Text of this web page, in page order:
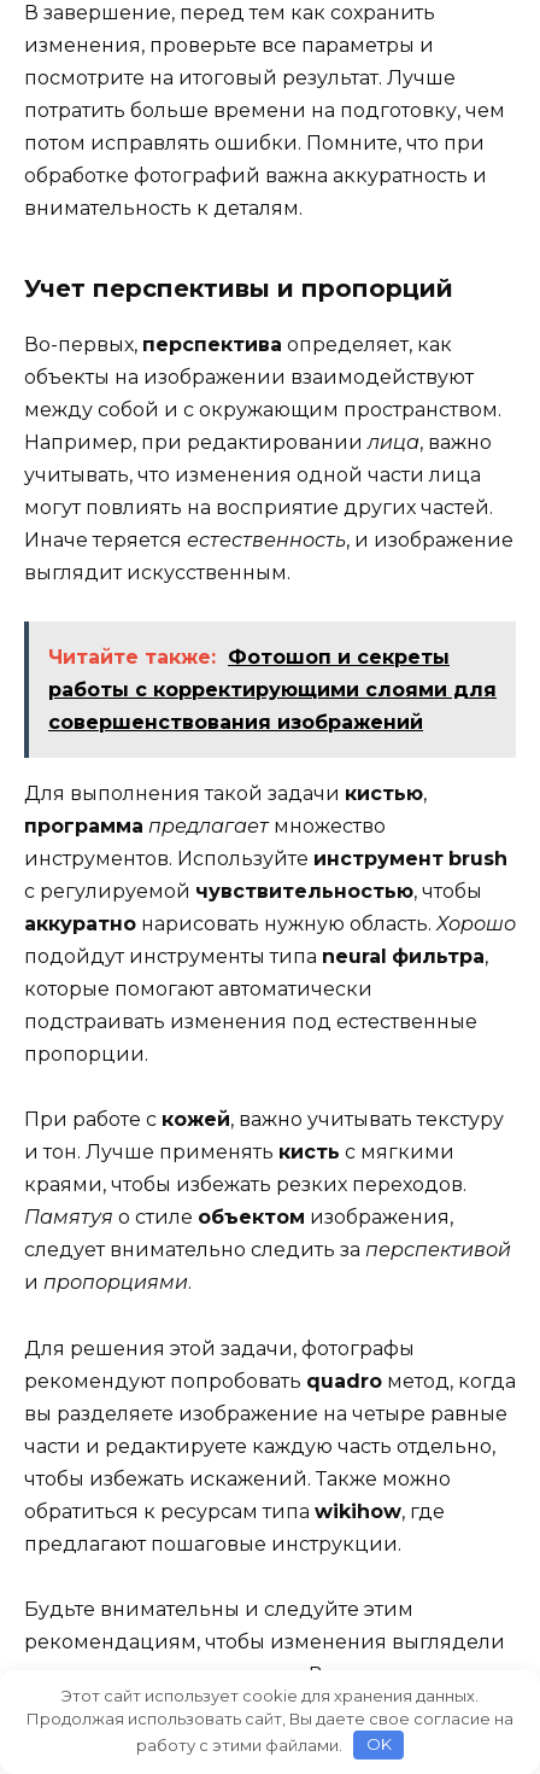
В завершение, перед тем как сохранить
изменения, проверьте все параметры и
посмотрите на итоговый результат. Лучше
потратить больше времени на подготовку, чем
потом исправлять ошибки. Помните, что при
обработке фотографий важна аккуратность и
внимательность к деталям.
Учет перспективы и пропорций
Во-первых, перспектива определяет, как
объекты на изображении взаимодействуют
между собой и с окружающим пространством.
Например, при редактированиилица, важно
учитывать, что изменения одной части лица
могут повлиять на восприятие других частей.
Иначе теряется естественность, и изображение
выглядит искусственным.
Читайте также: Фотошоп и секреты
работы с корректирующими слоями для
совершенствования изображений
Для выполнения такой задачи кистью,
программа предлагаетмножество
инструментов. Используйте инструмент brush
с регулируемой чувствительностью, чтобы
аккуратно нарисовать нужную область.Хорошо
подойдут инструменты типа neural фильтра,
которые помогают автоматически
подстраивать изменения под естественные
пропорции.
При работе с кожей, важно учитывать текстуру
и тон. Лучше применять кисть с мягкими
краями, чтобы избежать резких переходов.
Памятуя о стиле объектом изображения,
следует внимательно следить за перспективой
и пропорциями.
Для решения этой задачи, фотографы
рекомендуют попробовать quadro метод, когда
вы разделяете изображение на четыре равные
части и редактируете каждую часть отдельно,
чтобы избежать искажений. Также можно
обратиться к ресурсам типа wikihow, где
предлагают пошаговые инструкции.
Будьте внимательны и следуйте этим
рекомендациям, чтобы изменения выглядели
естественно и гармонично. Важно помнить, что
естественныйрезультат достигается только с
вниманием к деталям иаккуратным
Этот сайт использует cookie для хранения данных.
Продолжая использовать сайт, Вы даете свое согласие на
работу с этими файлами.
OK